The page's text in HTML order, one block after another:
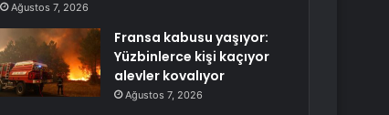
Ağustos 7, 2026
Fransa kabusu yaşıyor:
Yüzbinlerce kişi kaçıyor
alevler kovalıyor
Ağustos 7, 2026